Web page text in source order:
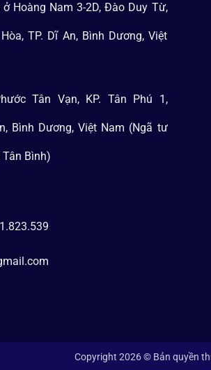
Hoàng Nam 3-2D, Đào Duy Từ,
TP. Dĩ An, Bình Dương, Việt
Tân Vạn, KP. Tân Phú 1,
Bình Dương, Việt Nam (Ngã tư
Tân Bình)
Copyright 2026 © Bản quyền